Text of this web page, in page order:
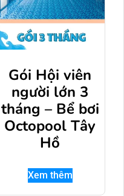
Gói Hội viên
người lớn 3
tháng – Bể bơi
Octopool Tây
Hồ
Xem thêm